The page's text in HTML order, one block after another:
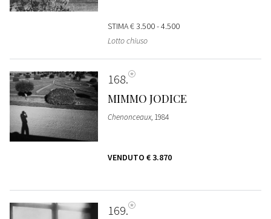
STIMA€ 3.500 - 4.500
Lotto chiuso
168
MIMMO JODICE
Chenonceaux, 1984
VENDUTO € 3.870
169